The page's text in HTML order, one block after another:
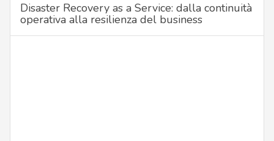
Disaster Recovery as a Service: dalla continuità
operativa alla resilienza del business